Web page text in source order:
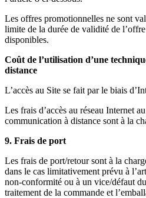
Les offres promotionnelles ne sont
limite de la durée de validité de
disponibles.
Coût de l’utilisation d’une
distance
L’accès au Site se fait par le biais
Les frais d’accès au réseau Internet
communication à distance sont à la
9. Frais de port
Les frais de port/retour sont à la
dans le cas limitativement prévu à
non-conformité ou à un vice/défaut
traitement de la commande et